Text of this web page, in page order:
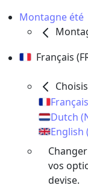
Montagne été
Français
Dutch
English
vos
devise.